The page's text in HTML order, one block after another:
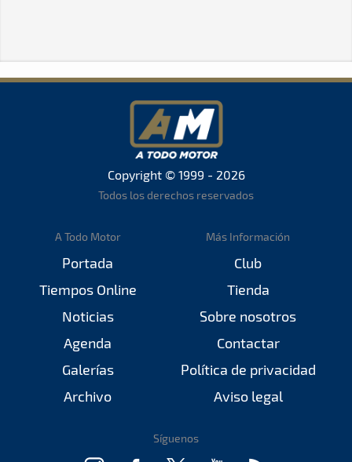
Copyright © 1999 - 2026
Todos los derechos reservados
A Todo Motor
Portada
Tiempos Online
Noticias
Agenda
Galerías
Archivo
Más Información
Club
Tienda
Sobre nosotros
Contactar
Política de privacidad
Aviso legal
Síguenos